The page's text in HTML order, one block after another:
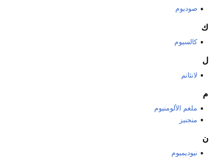
صوديوم
ك
كالسيوم
ل
لانثانم
م
ملغم الألومنيوم
منجنيز
ن
نيوديميوم